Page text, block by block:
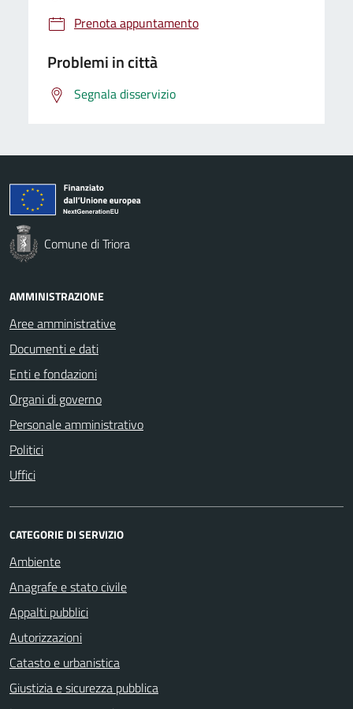
Prenota appuntamento
Problemi in città
Segnala disservizio
Comune di Triora
AMMINISTRAZIONE
Aree amministrative
Documenti e dati
Enti e fondazioni
Organi di governo
Personale amministrativo
Politici
Uffici
CATEGORIE DI SERVIZIO
Ambiente
Anagrafe e stato civile
Appalti pubblici
Autorizzazioni
Catasto e urbanistica
Giustizia e sicurezza pubblica